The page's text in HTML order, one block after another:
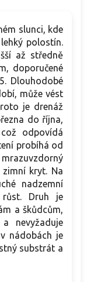
slunci, kde
polostín.
až středně
doporučené
Dlouhodobé
může vést
je drenáž
do října,
odpovídá
probíhá od
kryt. Na
nadzemní
Druh je
a škůdcům,
nevyžaduje
nádobách je
substrát a